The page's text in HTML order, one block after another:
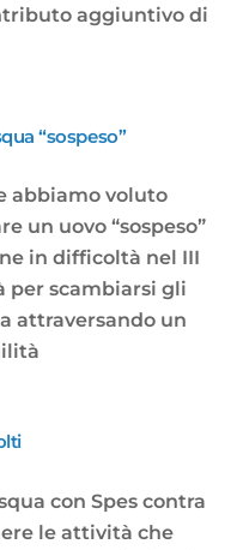
aggiuntivo di
“sospeso”
abbiamo voluto
un uovo “sospeso”
in difficoltà nel III
per scambiarsi gli
attraversando un
con Spes contra
le attività che